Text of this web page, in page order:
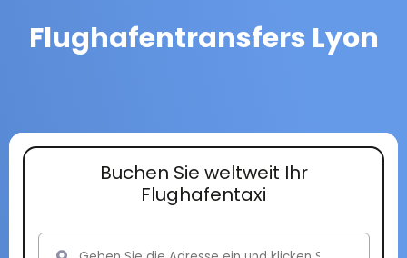
Flughafentransfers Lyon
Buchen Sie weltweit Ihr
Flughafentaxi